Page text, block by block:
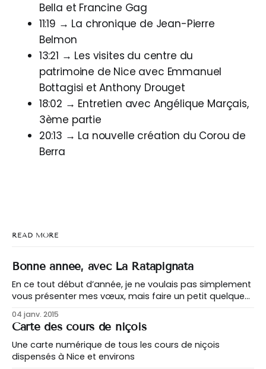
Bella et Francine Gag
11:19 → La chronique de Jean-Pierre
Belmon
13:21 → Les visites du centre du
patrimoine de Nice avec Emmanuel
Bottagisi et Anthony Drouget
18:02 → Entretien avec Angélique Marçais,
3ème partie
20:13 → La nouvelle création du Corou de
Berra
READ MORE
Bonne année, avec La Ratapignata
En ce tout début d’année, je ne voulais pas simplement
vous présenter mes vœux, mais faire un petit quelque
que Cagablea.net vous souhaite une belle année 2015,
pleine de bonnes choses pour vous, vos proches, notre
bon vieux Comté
04 janv. 2015
Carte des cours de niçois
Une carte numérique de tous les cours de niçois
dispensés à Nice et environs